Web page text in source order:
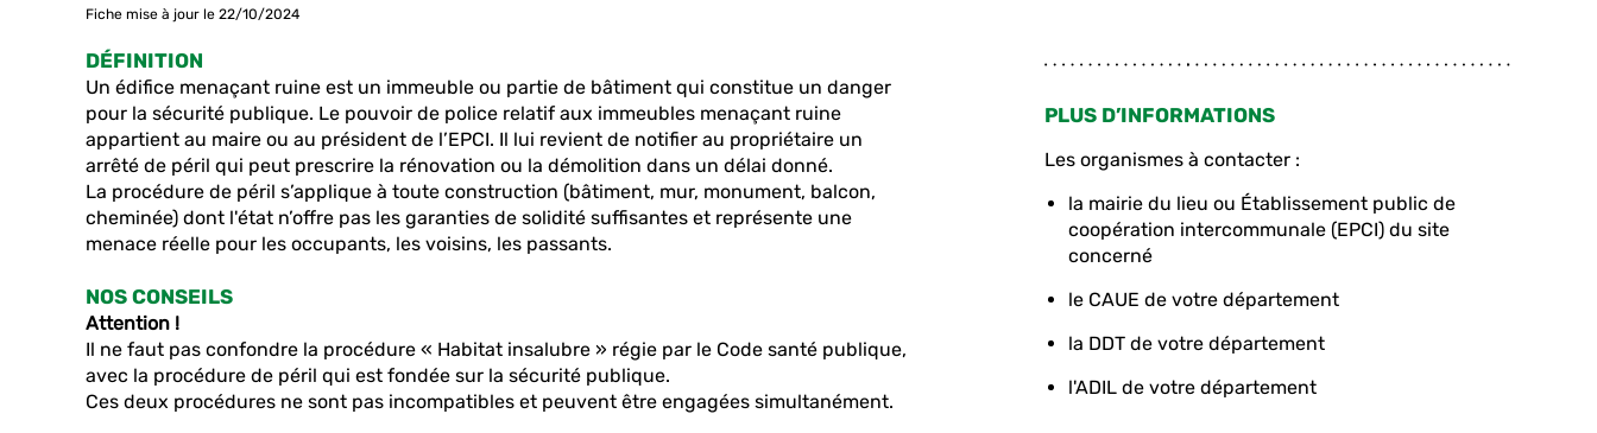
Fiche mise à jour le 22/10/2024
DÉFINITION
Un édifice menaçant ruine est un immeuble ou partie de bâtiment qui constitue un danger
pour la sécurité publique. Le pouvoir de police relatif aux immeubles menaçant ruine
appartient au maire ou au président de l’EPCI. Il lui revient de notifier au propriétaire un
arrêté de péril qui peut prescrire la rénovation ou la démolition dans un délai donné.
La procédure de péril s’applique à toute construction (bâtiment, mur, monument, balcon,
cheminée) dont l'état n’offre pas les garanties de solidité suffisantes et représente une
menace réelle pour les occupants, les voisins, les passants.
NOS CONSEILS
Attention !
Il ne faut pas confondre la procédure « Habitat insalubre » régie par le Code santé publique,
avec la procédure de péril qui est fondée sur la sécurité publique.
Ces deux procédures ne sont pas incompatibles et peuvent être engagées simultanément.
PLUS D’INFORMATIONS
Les organismes à contacter :
la mairie du lieu ou Établissement public de
coopération intercommunale (EPCI) du site
concerné
le CAUE de votre département
la DDT de votre département
l'ADIL de votre département